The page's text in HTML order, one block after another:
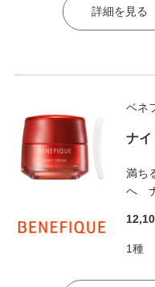
詳細を見る
ベネ
ナイ
満ち
へ
1種